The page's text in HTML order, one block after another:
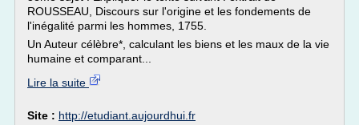
ROUSSEAU, Discours sur l'origine et les fondements de
l'inégalité parmi les hommes, 1755.
Un Auteur célèbre*, calculant les biens et les maux de la vie
humaine et comparant...
Lire la suite
Site : http://etudiant.aujourdhui.fr